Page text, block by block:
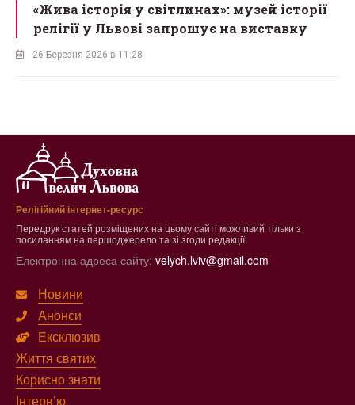
«Жива історія у світлинах»: музей історії
релігії у Львові запрошує на виставку
26 Березня 2026 в 11:28
Релігійний інтернет-ресурс
Передрук статей розміщених на цьому сайті можливий тільки з
посиланням на першоджерело та зі згоди редакції.
Електронна адреса сайту: velych.lviv@gmail.com
Новини
Анонси
Ексклюзив
Життя святих
Корисно знати
Інтерв’ю